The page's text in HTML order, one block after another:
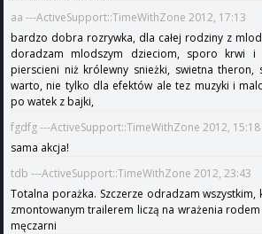
aa ---ActiveSupport::TimeWithZone 2012, 17:13
bardzo dobra rozrywka, dla całej rodziny z
doradzam mlodszym dzieciom, sporo krwi
pierscieni niż królewny snieżki, swietna
warto, nie tylko dla efektów ale tez muzyki i
po watek z bajki,
fgdfg ---ActiveSupport::TimeWithZone 2012, 15:18
sama akcja!
tdb ---ActiveSupport::TimeWithZone 2012, 23:43
Totalna porażka. Szczerze odradzam
zmontowanym trailerem liczą na wrażenia rodem
męczarni